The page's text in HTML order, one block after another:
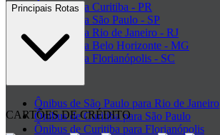
Ônibus para Curitiba - PR
Ônibus para São Paulo - SP
Ônibus para Rio de Janeiro - RJ
Ônibus para Belo Horizonte - MG
Ônibus para Florianópolis - SC
Principais Rotas
Ônibus de São Paulo para Rio de Janeiro
Ônibus de Curitiba para São Paulo
Ônibus de Curitiba para Florianópolis
CARTÕES DE CRÉDITO